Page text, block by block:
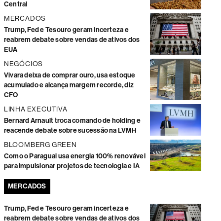
Central
MERCADOS
Trump, Fed e Tesouro geram incerteza e
reabrem debate sobre vendas de ativos dos
EUA
NEGÓCIOS
Vivara deixa de comprar ouro, usa estoque
acumulado e alcança margem recorde, diz
CFO
LINHA EXECUTIVA
Bernard Arnault troca comando de holding e
reacende debate sobre sucessão na LVMH
BLOOMBERG GREEN
Como o Paraguai usa energia 100% renovável
para impulsionar projetos de tecnologia e IA
MERCADOS
Trump, Fed e Tesouro geram incerteza e
reabrem debate sobre vendas de ativos dos